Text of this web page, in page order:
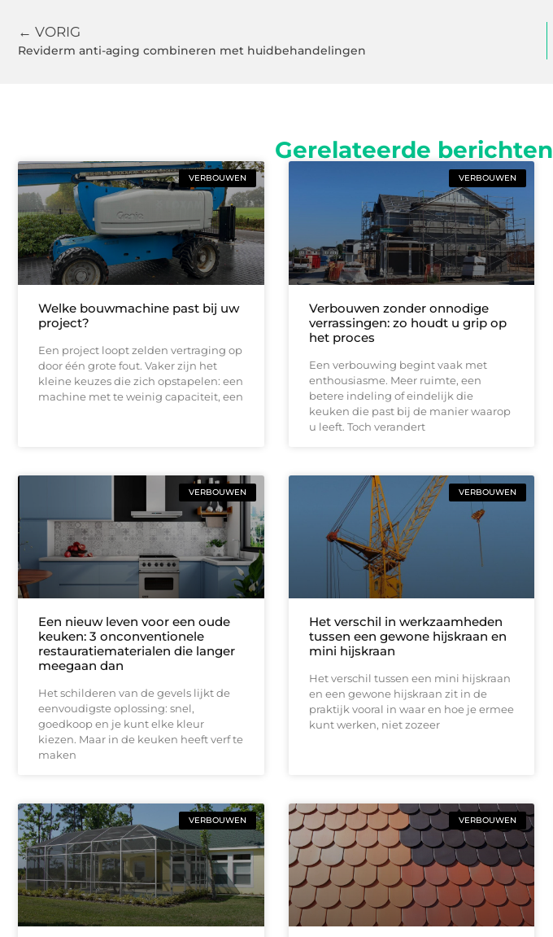
← VORIG
Reviderm anti-aging combineren met huidbehandelingen
Gerelateerde berichten
VERBOUWEN
Welke bouwmachine past bij uw
project?
Een project loopt zelden vertraging op
door één grote fout. Vaker zijn het
kleine keuzes die zich opstapelen: een
machine met te weinig capaciteit, een
VERBOUWEN
Verbouwen zonder onnodige
verrassingen: zo houdt u grip op
het proces
Een verbouwing begint vaak met
enthousiasme. Meer ruimte, een
betere indeling of eindelijk die
keuken die past bij de manier waarop
u leeft. Toch verandert
VERBOUWEN
Een nieuw leven voor een oude
keuken: 3 onconventionele
restauratiematerialen die langer
meegaan dan
Het schilderen van de gevels lijkt de
eenvoudigste oplossing: snel,
goedkoop en je kunt elke kleur
kiezen. Maar in de keuken heeft verf te
maken
VERBOUWEN
Het verschil in werkzaamheden
tussen een gewone hijskraan en
mini hijskraan
Het verschil tussen een mini hijskraan
en een gewone hijskraan zit in de
praktijk vooral in waar en hoe je ermee
kunt werken, niet zozeer
VERBOUWEN VERBOUWEN